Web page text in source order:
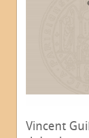
Vincent